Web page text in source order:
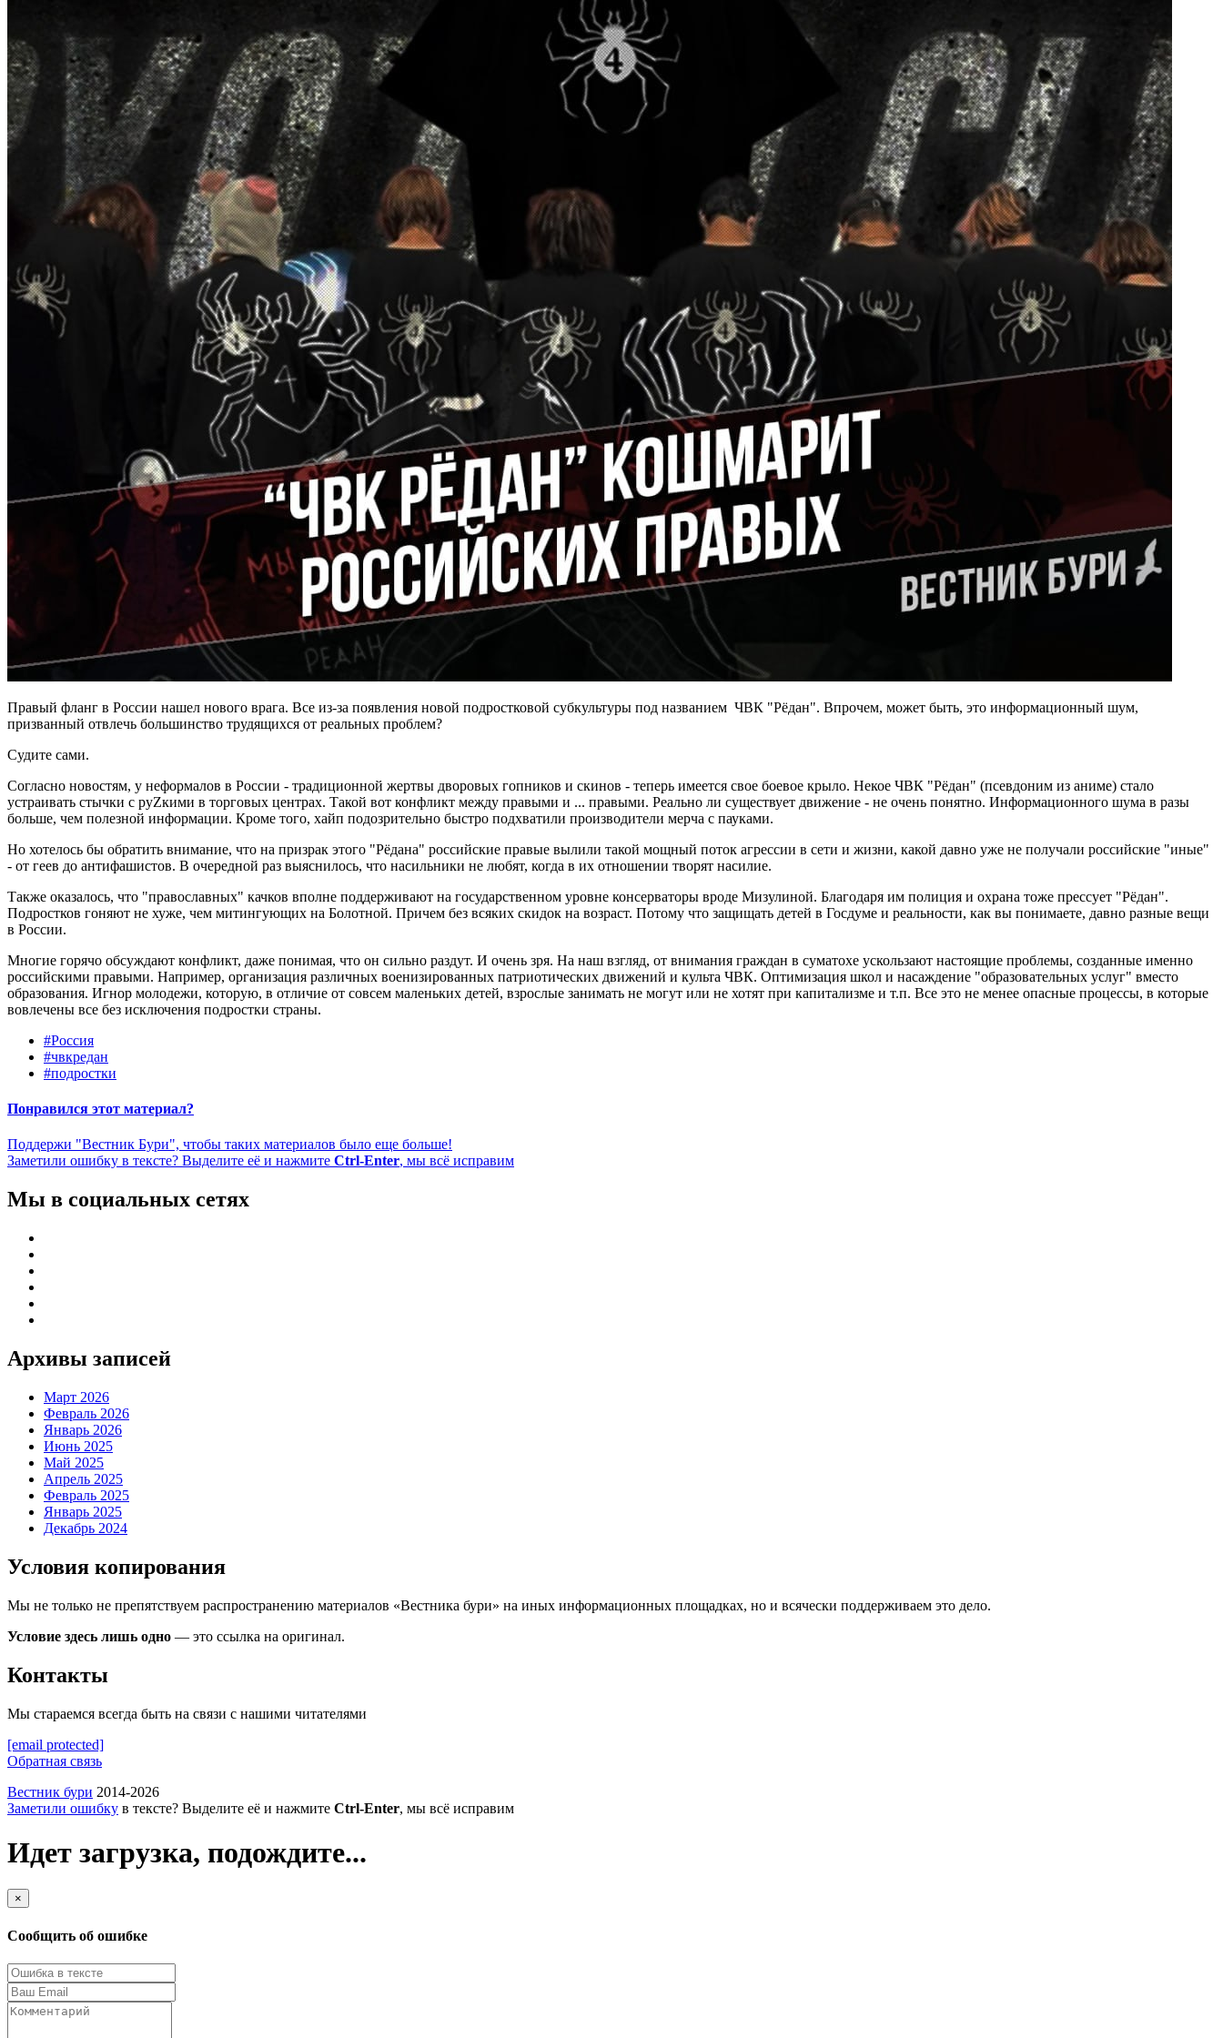
Правый фланг в России нашел нового врага. Все из-за появления новой подростковой субкультуры под названием ЧВК "Рёдан". Впрочем, может быть, это информационный шум,
призванный отвлечь большинство трудящихся от реальных проблем?
Судите сами.
Согласно новостям, у неформалов в России - традиционной жертвы дворовых гопников и скинов - теперь имеется свое боевое крыло. Некое ЧВК "Рёдан" (псевдоним из аниме) стало
устраивать стычки с руZкими в торговых центрах. Такой вот конфликт между правыми и ... правыми. Реально ли существует движение - не очень понятно. Информационного шума в разы
больше, чем полезной информации. Кроме того, хайп подозрительно быстро подхватили производители мерча с пауками.
Но хотелось бы обратить внимание, что на призрак этого "Рёдана" российские правые вылили такой мощный поток агрессии в сети и жизни, какой давно уже не получали российские "иные"
- от геев до антифашистов. В очередной раз выяснилось, что насильники не любят, когда в их отношении творят насилие.
Также оказалось, что "православных" качков вполне поддерживают на государственном уровне консерваторы вроде Мизулиной. Благодаря им полиция и охрана тоже прессует "Рёдан".
Подростков гоняют не хуже, чем митингующих на Болотной. Причем без всяких скидок на возраст. Потому что защищать детей в Госдуме и реальности, как вы понимаете, давно разные вещи
в России.
Многие горячо обсуждают конфликт, даже понимая, что он сильно раздут. И очень зря. На наш взгляд, от внимания граждан в суматохе ускользают настоящие проблемы, созданные именно
российскими правыми. Например, организация различных военизированных патриотических движений и культа ЧВК. Оптимизация школ и насаждение "образовательных услуг" вместо
образования. Игнор молодежи, которую, в отличие от совсем маленьких детей, взрослые занимать не могут или не хотят при капитализме и т.п. Все это не менее опасные процессы, в которые
вовлечены все без исключения подростки страны.
#Россия
#чвкредан
#подростки
Понравился этот материал?
Поддержи "Вестник Бури", чтобы таких материалов было еще больше!
Заметили ошибку в тексте? Выделите её и нажмите Ctrl-Enter, мы всё исправим
Мы в социальных сетях
Архивы записей
Март 2026
Февраль 2026
Январь 2026
Июнь 2025
Май 2025
Апрель 2025
Февраль 2025
Январь 2025
Декабрь 2024
Условия копирования
Мы не только не препятствуем распространению материалов «Вестника бури» на иных информационных площадках, но и всячески поддерживаем это дело.
Условие здесь лишь одно — это ссылка на оригинал.
Контакты
Мы стараемся всегда быть на связи с нашими читателями
[email protected]
Обратная связь
Вестник бури 2014-2026
Заметили ошибку в тексте? Выделите её и нажмите Ctrl-Enter, мы всё исправим
Идет загрузка, подождите...
×
Сообщить об ошибке